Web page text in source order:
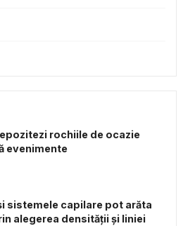
rochiile de ocazie
evenimente
sistemele capilare pot arăta
alegerea densității și liniei